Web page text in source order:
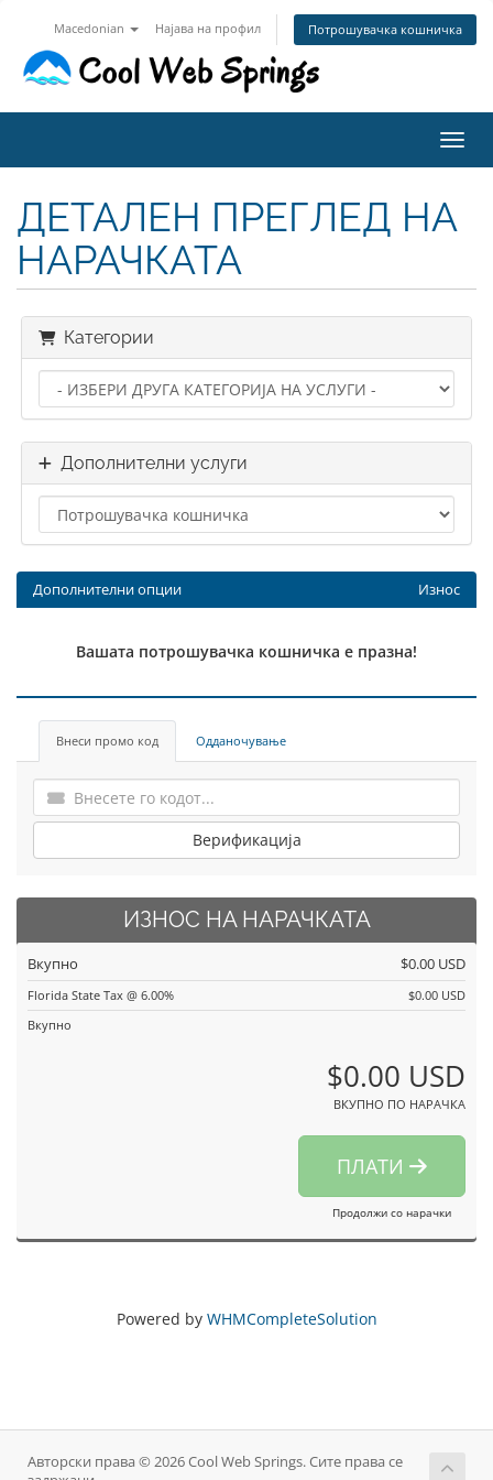
Macedonian Најава на профил Потрошувачка кошничка
ДЕТАЛЕН ПРЕГЛЕД НА
НАРАЧКАТА
Категории
Дополнителни услуги
Дополнителни опции Износ
Вашата потрошувачка кошничка е празна!
Внеси промо код Одданочување
Верификација
ИЗНОС НА НАРАЧКАТА
Вкупно $0.00 USD
Florida State Tax @ 6.00%
$0.00 USD
Вкупно
$0.00 USD
ВКУПНО ПО НАРАЧКА
ПЛАТИ
Продолжи со нарачки
Powered by WHMCompleteSolution
Авторски права © 2026 Cool Web Springs. Сите права се